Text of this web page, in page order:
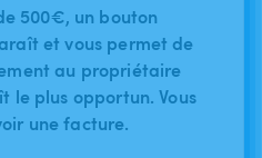
500€, un bouton
et vous permet de
au propriétaire
le plus opportun. Vous
une facture.